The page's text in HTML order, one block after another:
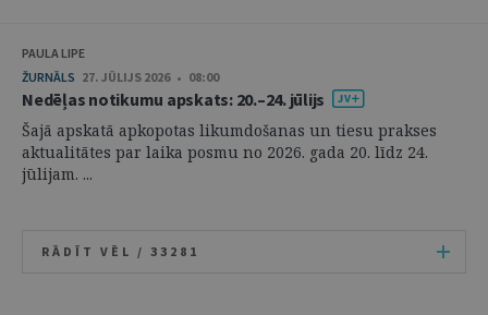
PAULA LIPE
ŽURNĀLS 27. JŪLIJS 2026 • 08:00
Nedēļas notikumu apskats: 20.–24. jūlijs
Šajā apskatā apkopotas likumdošanas un tiesu prakses
aktualitātes par laika posmu no 2026. gada 20. līdz 24.
jūlijam. ...
RĀDĪT VĒL / 33281